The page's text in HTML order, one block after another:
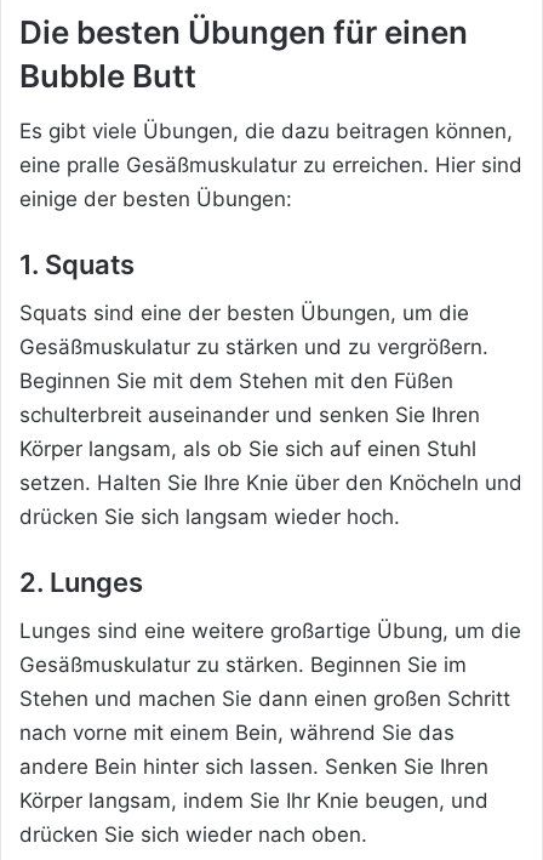
Die besten Übungen für einen
Bubble Butt
Es gibt viele Übungen, die dazu beitragen können,
eine pralle Gesäßmuskulatur zu erreichen. Hier sind
einige der besten Übungen:
1. Squats
Squats sind eine der besten Übungen, um die
Gesäßmuskulatur zu stärken und zu vergrößern.
Beginnen Sie mit dem Stehen mit den Füßen
schulterbreit auseinander und senken Sie Ihren
Körper langsam, als ob Sie sich auf einen Stuhl
setzen. Halten Sie Ihre Knie über den Knöcheln und
drücken Sie sich langsam wieder hoch.
2. Lunges
Lunges sind eine weitere großartige Übung, um die
Gesäßmuskulatur zu stärken. Beginnen Sie im
Stehen und machen Sie dann einen großen Schritt
nach vorne mit einem Bein, während Sie das
andere Bein hinter sich lassen. Senken Sie Ihren
Körper langsam, indem Sie Ihr Knie beugen, und
drücken Sie sich wieder nach oben.